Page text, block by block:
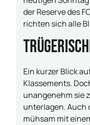
der Reserve des
richten sich alle
Ein kurzer Blick
Klassements.
unangenehm sie
unterlagen. Auch
mühsam mit